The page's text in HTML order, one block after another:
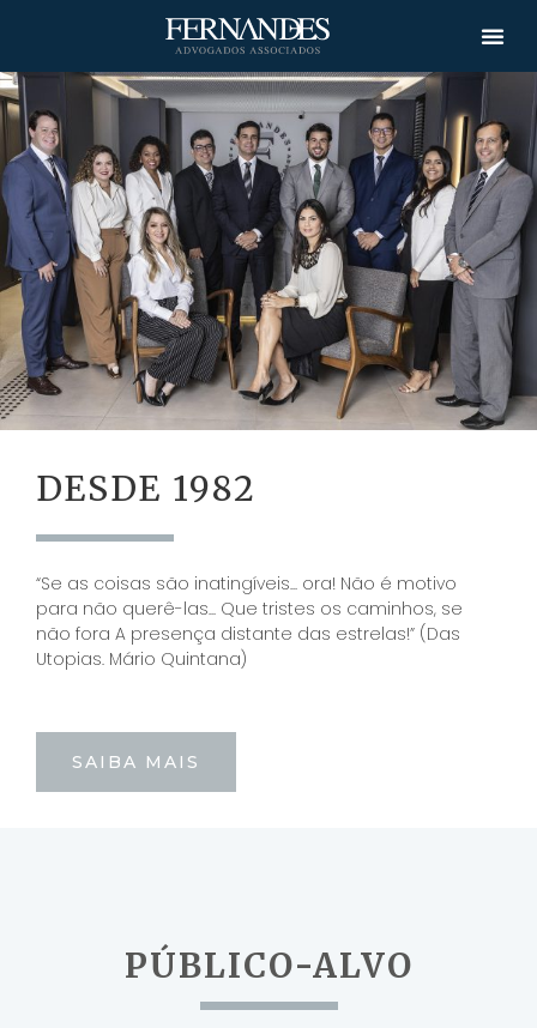
DESDE 1982
“Se as coisas são inatingíveis... ora! Não é motivo
para não querê-las... Que tristes os caminhos, se
não fora A presença distante das estrelas!” (Das
Utopias. Mário Quintana)
SAIBA MAIS
PÚBLICO-ALVO